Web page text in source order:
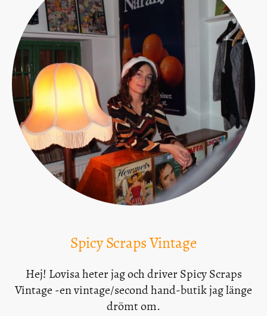
Spicy Scraps Vintage
Hej! Lovisa heter jag och driver Spicy Scraps
Vintage -en vintage/second hand-butik jag länge
drömt om.